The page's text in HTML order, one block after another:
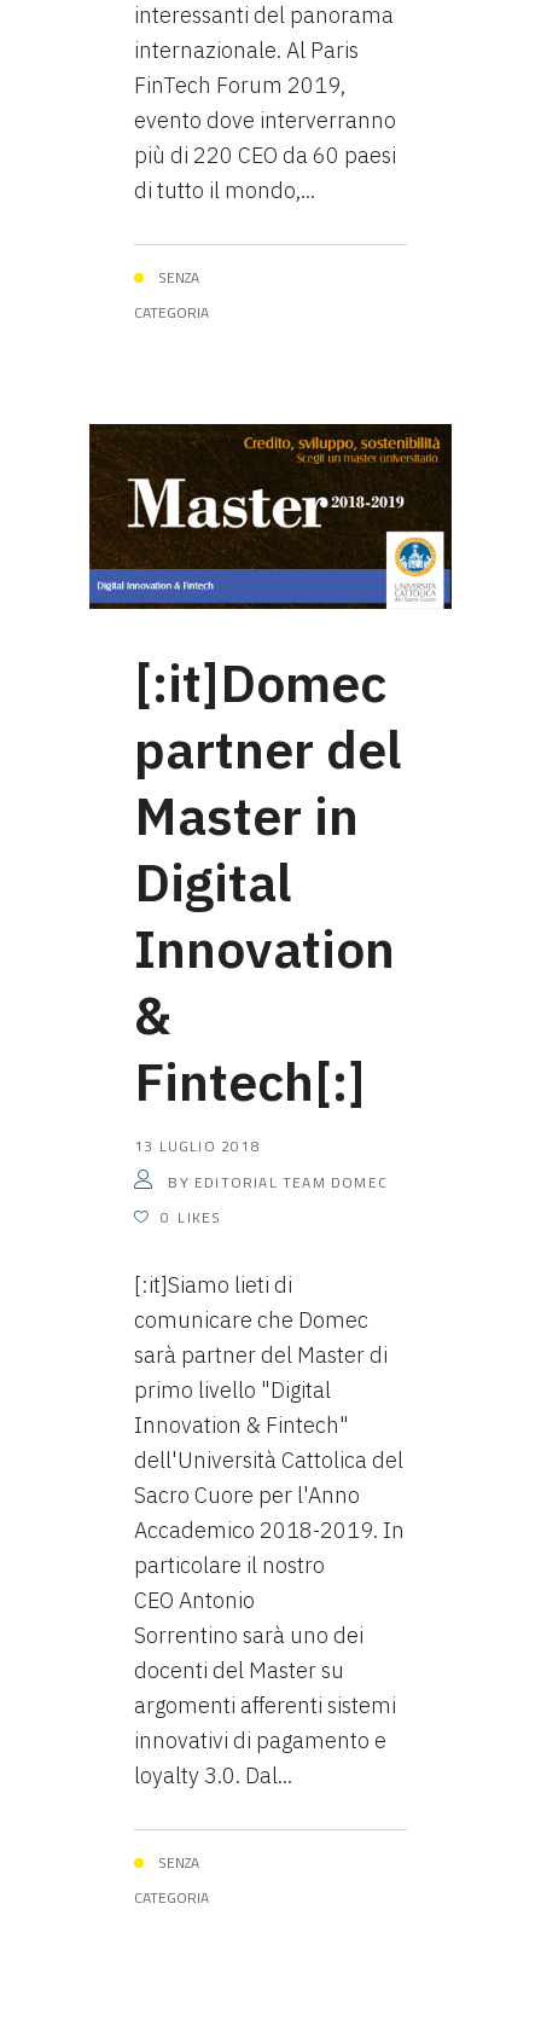
interessanti del panorama
internazionale. Al Paris
FinTech Forum 2019,
evento dove interverranno
più di 220 CEO da 60 paesi
di tutto il mondo,...
SENZA
CATEGORIA
[:it]Domec
partner del
Master in
Digital
Innovation
&
Fintech[:]
13 LUGLIO 2018
BY EDITORIAL TEAM DOMEC
0 LIKES
[:it]Siamo lieti di
comunicare che Domec
sarà partner del Master di
primo livello "Digital
Innovation & Fintech"
dell'Università Cattolica del
Sacro Cuore per l'Anno
Accademico 2018-2019. In
particolare il nostro
CEO Antonio
Sorrentino sarà uno dei
docenti del Master su
argomenti afferenti sistemi
innovativi di pagamento e
loyalty 3.0. Dal...
SENZA
CATEGORIA